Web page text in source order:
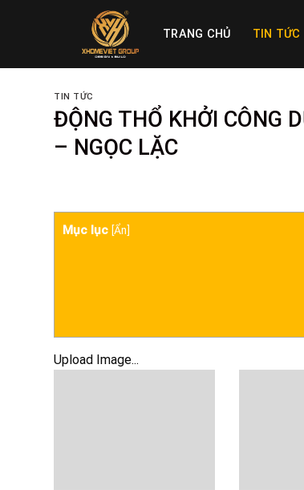
TRANG CHỦ TIN TỨC
TIN TỨC
ĐỘNG THỔ KHỞI CÔNG
– NGỌC LẶC
Mục lục [Ẩn]
Upload Image...